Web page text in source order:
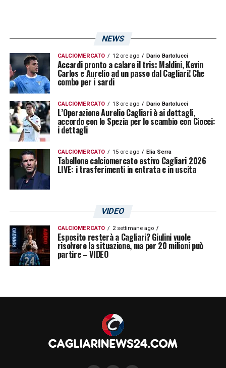
NEWS
CALCIOMERCATO 12 ore ago Dario Bartolucci
Accardi pronto a calare il tris: Maldini, Kevin
Carlos e Aurelio ad un passo dal Cagliari! Che
combo per i sardi
CALCIOMERCATO 13 ore ago Dario Bartolucci
L’Operazione Aurelio Cagliari è ai dettagli,
accordo con lo Spezia per lo scambio con Ciocci:
i dettagli
CALCIOMERCATO 15 ore ago Elia Serra
Tabellone calciomercato estivo Cagliari 2026
LIVE: i trasferimenti in entrata e in uscita
VIDEO
CALCIOMERCATO 2 settimane ago
Esposito resterà a Cagliari? Giulini vuole
risolvere la situazione, ma per 20 milioni può
partire – VIDEO